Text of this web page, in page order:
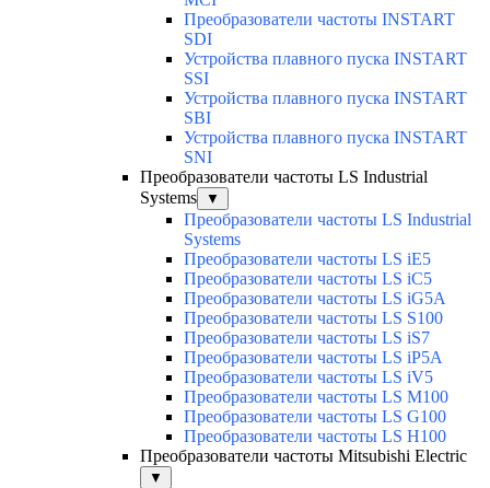
Преобразователи частоты INSTART
SDI
Устройства плавного пуска INSTART
SSI
Устройства плавного пуска INSTART
SBI
Устройства плавного пуска INSTART
SNI
Преобразователи частоты LS Industrial
Systems
▼
Преобразователи частоты LS Industrial
Systems
Преобразователи частоты LS iE5
Преобразователи частоты LS iC5
Преобразователи частоты LS iG5A
Преобразователи частоты LS S100
Преобразователи частоты LS iS7
Преобразователи частоты LS iP5A
Преобразователи частоты LS iV5
Преобразователи частоты LS M100
Преобразователи частоты LS G100
Преобразователи частоты LS H100
Преобразователи частоты Mitsubishi Electric
▼